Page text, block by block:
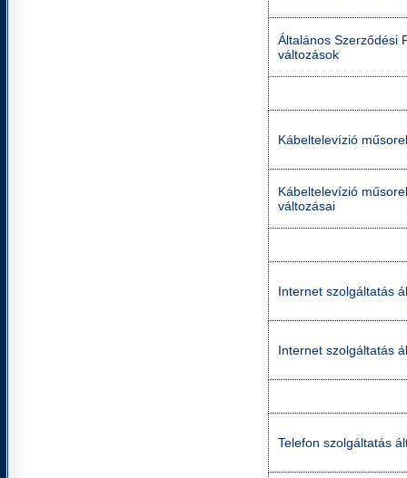
Általános Szerződési
változások
Kábeltelevízió
Kábeltelevízió
változásai
Internet szolgáltatás
Internet szolgáltatás
Telefon szolgáltatás